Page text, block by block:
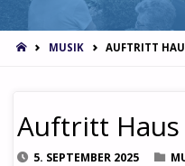
STARTSEITE
MUSIK AUFTRITT
Auftritt Haus
5. SEPTEMBER 2025